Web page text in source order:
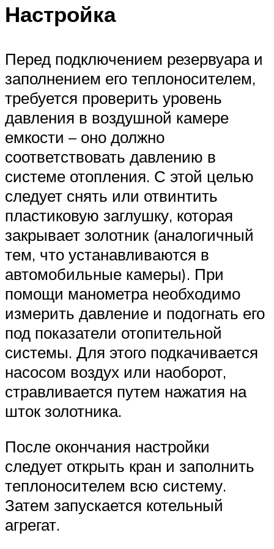
Настройка
Перед подключением резервуара и
заполнением его теплоносителем,
требуется проверить уровень
давления в воздушной камере
емкости – оно должно
соответствовать давлению в
системе отопления. С этой целью
следует снять или отвинтить
пластиковую заглушку, которая
закрывает золотник (аналогичный
тем, что устанавливаются в
автомобильные камеры). При
помощи манометра необходимо
измерить давление и подогнать его
под показатели отопительной
системы. Для этого подкачивается
насосом воздух или наоборот,
стравливается путем нажатия на
шток золотника.
После окончания настройки
следует открыть кран и заполнить
теплоносителем всю систему.
Затем запускается котельный
агрегат.